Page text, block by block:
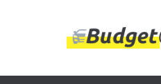
HOME